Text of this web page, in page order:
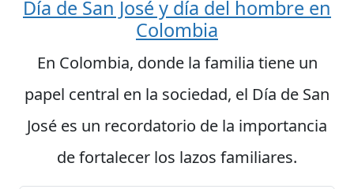
Día de San José y día del hombre en
Colombia
En Colombia, donde la familia tiene un
papel central en la sociedad, el Día de San
José es un recordatorio de la importancia
de fortalecer los lazos familiares.